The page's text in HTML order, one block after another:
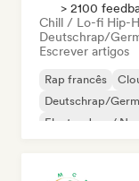
> 2100
Chill / Lo-fi Hip-
Deutschrap/
Escrever artigos
Rap francês
Deutschrap/
Electro Jazz / Nu